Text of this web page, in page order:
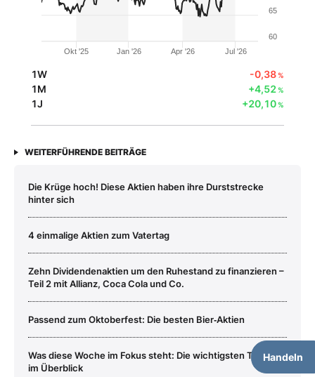
Handeln
Okt '25 Jan '26 Apr '26 Jul '26
60
65
1W -0,38%
1M +4,52%
1J +20,10%
WEITERFÜHRENDE BEITRÄGE
Die Krüge hoch! Diese Aktien haben ihre Durststrecke
hinter sich
4 einmalige Aktien zum Vatertag
Zehn Dividendenaktien um den Ruhestand zu finanzieren –
Teil 2 mit Allianz, Coca Cola und Co.
Passend zum Oktoberfest: Die besten Bier‑Aktien
Was diese Woche im Fokus steht: Die wichtigsten Termine
im Überblick